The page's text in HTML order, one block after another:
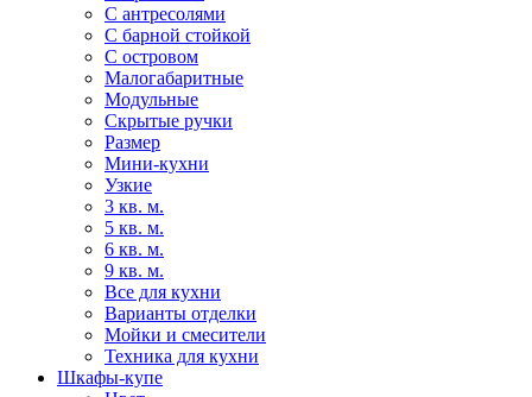
С антресолями
С барной стойкой
С островом
Малогабаритные
Модульные
Скрытые ручки
Размер
Мини-кухни
Узкие
3 кв. м.
5 кв. м.
6 кв. м.
9 кв. м.
Все для кухни
Варианты отделки
Мойки и смесители
Техника для кухни
Шкафы-купе